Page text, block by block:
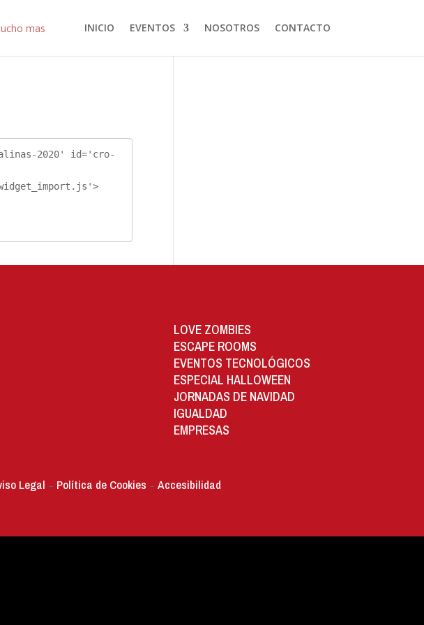
INICIO EVENTOS NOSOTROS CONTACTO
LOVE ZOMBIES
ESCAPE ROOMS
EVENTOS TECNOLÓGICOS
ESPECIAL HALLOWEEN
JORNADAS DE NAVIDAD
IGUALDAD
EMPRESAS
Legal – Política de Cookies – Accesibilidad